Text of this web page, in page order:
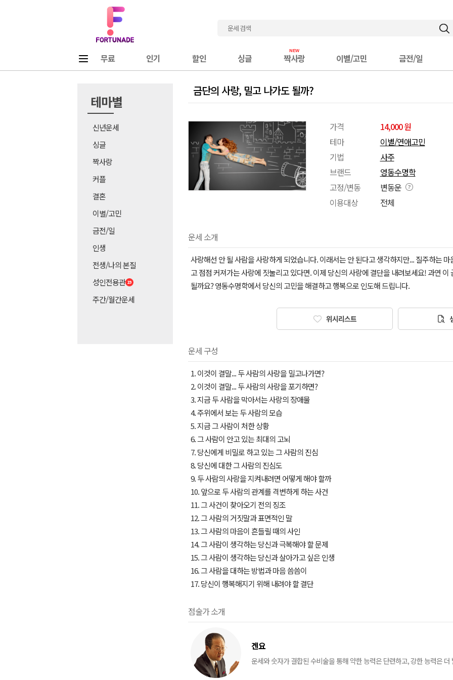
무료 인기 할인 싱글 짝사랑 이별/고민 금전/일
테마별
신년운세
싱글
짝사랑
커플
결혼
이별/고민
금전/일
인생
전생/나의 본질
성인전용관
주간/월간운세
금단의 사랑, 밀고 나가도 될까?
가격
14,000 원
테마
이별/연애고민
기법
사주
브랜드
영동수명학
고정/변동
변동운
이용대상
전체
운세 소개
사랑해선 안 될 사람을 사랑하게 되었습니다. 이래서는 안 된다고 생각하지만... 질주하는
고 점점 커져가는 사랑에 짓눌리고 있다면. 이제 당신의 사랑에 결단을 내려보세요! 과연
될까요? 영동수명학에서 당신의 고민을 해결하고 행복으로 인도해 드립니다.
위시리스트
운세 구성
1. 이것이 결말... 두 사람의 사랑을 밀고나가면?
2. 이것이 결말... 두 사람의 사랑을 포기하면?
3. 지금 두 사람을 막아서는 사랑의 장애물
4. 주위에서 보는 두 사람의 모습
5. 지금 그 사람이 처한 상황
6. 그 사람이 안고 있는 최대의 고뇌
7. 당신에게 비밀로 하고 있는 그 사람의 진심
8. 당신에 대한 그 사람의 진심도
9. 두 사람의 사랑을 지켜내려면 어떻게 해야 할까
10. 앞으로 두 사람의 관계를 격변하게 하는 사건
11. 그 사건이 찾아오기 전의 징조
12. 그 사람의 거짓말과 표면적인 말
13. 그 사람의 마음이 흔들릴 때의 사인
14. 그 사람이 생각하는 당신과 극복해야 할 문제
15. 그 사람이 생각하는 당신과 살아가고 싶은 인생
16. 그 사람을 대하는 방법과 마음 씀씀이
17. 당신이 행복해지기 위해 내려야 할 결단
점술가 소개
겐요
운세와 숫자가 결합된 수비술을 통해 약한 능력은 단련하고, 강한 능력은